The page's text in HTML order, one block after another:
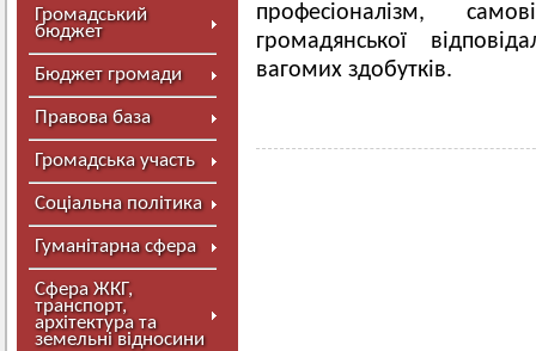
Громадський
бюджет
Бюджет громади
Правова база
Громадська участь
Соціальна політика
Гуманітарна сфера
Сфера ЖКГ,
транспорт,
архітектура та
земельні відносини
професіоналізм,
громадянської
вагомих здобутків.